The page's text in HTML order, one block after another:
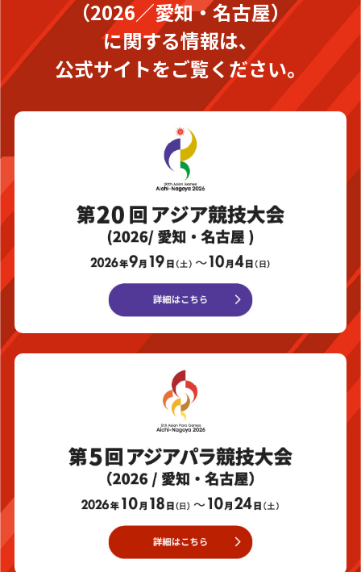
（2026／愛知・名古屋）
に関する情報は、
公式サイトをご覧ください。